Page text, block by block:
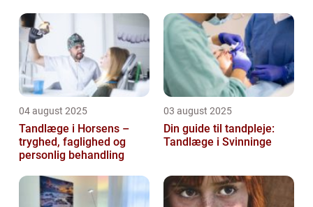
04 august 2025
Tandlæge i Horsens –
tryghed, faglighed og
personlig behandling
03 august 2025
Din guide til tandpleje:
Tandlæge i Svinninge